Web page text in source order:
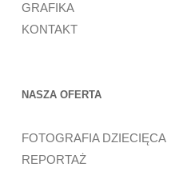
GRAFIKA
KONTAKT
NASZA OFERTA
FOTOGRAFIA DZIECIĘCA
REPORTAŻ